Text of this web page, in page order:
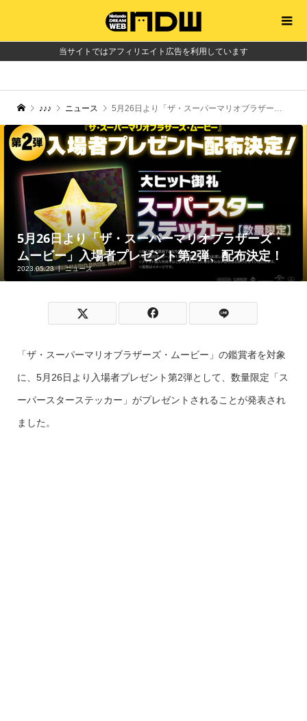
当サイトではアフィリエイト広告を利用しています
♪♪♪ ニュース 5月26日より「ザ・スーパーマリオブラザーズ・ムービー」入場者プレゼント第2弾、配布決定！
5月26日より「ザ・スーパーマリオブラザーズ・
ムービー」入場者プレゼント第2弾、配布決定！
2023.05.23 ニュース
「ザ・スーパーマリオブラザーズ・ムービー」の鑑賞者を対象
に、5月26日より入場者プレゼント第2弾として、数量限定「ス
ーパースターステッカー」がプレゼントされることが発表され
ました。